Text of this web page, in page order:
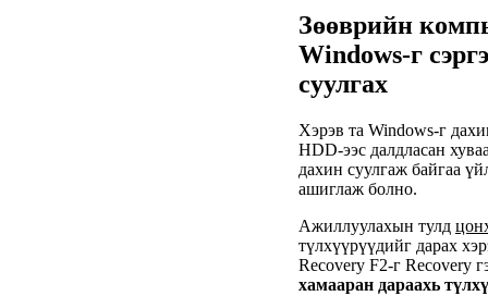
Зөөврийн
Windows-г
суулгах
Хэрэв та Windows-г
HDD-ээс далдласан
дахин суулгаж байгаа
ашиглаж болно.
Ажиллуулахын тулд
түлхүүрүүдийг дарах
Recovery F2-г Recovery
хамааран дараахь